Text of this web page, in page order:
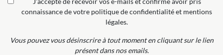
connaissance de votre politique de confidentialité et mentions
légales.
Vous pouvez vous désinscrire à tout moment en cliquant sur le lien
présent dans nos emails.